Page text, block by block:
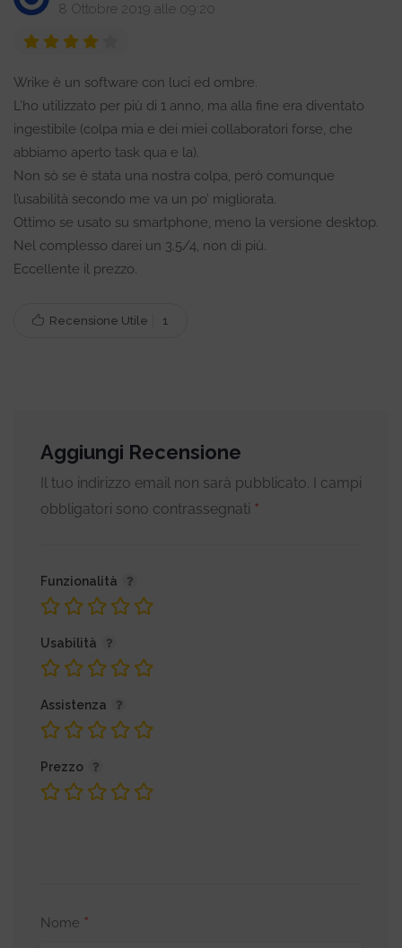
8 Ottobre 2019 alle 09:20
Wrike è un software con luci ed ombre.
L’ho utilizzato per più di 1 anno, ma alla fine era diventato
ingestibile (colpa mia e dei miei collaboratori forse, che
abbiamo aperto task qua e la).
Non sò se è stata una nostra colpa, però comunque
l’usabilità secondo me va un po’ migliorata.
Ottimo se usato su smartphone, meno la versione desktop.
Nel complesso darei un 3.5/4, non di più.
Eccellente il prezzo.
Recensione Utile 1
Aggiungi Recensione
Il tuo indirizzo email non sarà pubblicato.
I campi
obbligatori sono contrassegnati *
Funzionalità
Usabilità
Assistenza
Prezzo
Nome *